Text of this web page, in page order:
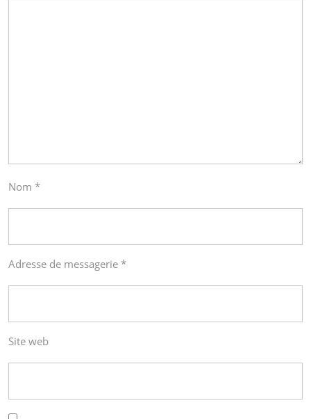
Nom *
Adresse de messagerie *
Site web